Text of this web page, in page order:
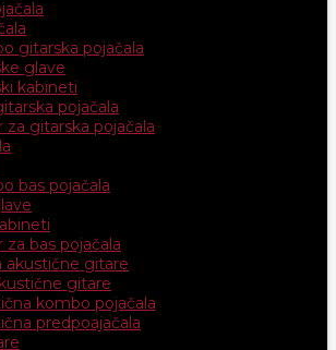
gitarska pojačala
glave
kabineti
pojačala
za gitarska pojačala
bas pojačala
za bas pojačala
gitare
kombo pojačala
predpoajačala